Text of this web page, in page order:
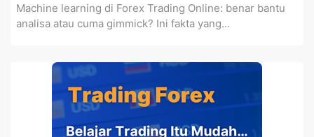
Machine learning di Forex Trading Online: benar bantu
analisa atau cuma gimmick? Ini fakta yang...